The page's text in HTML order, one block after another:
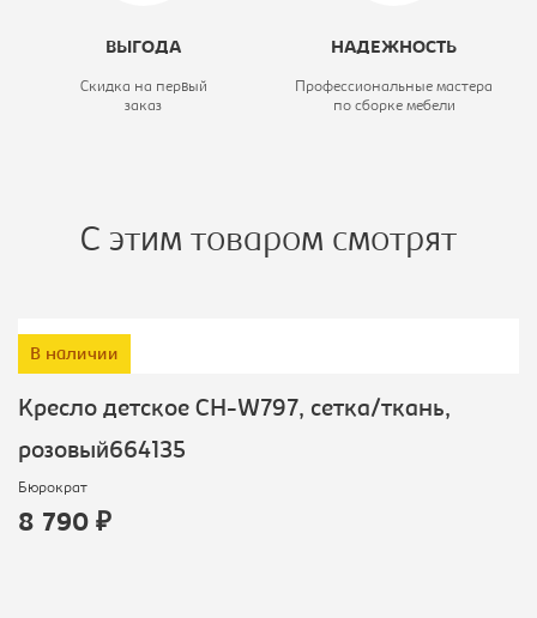
ВЫГОДА
Скидка на первый
заказ
НАДЕЖНОСТЬ
Профессиональные мастера
по сборке мебели
С этим товаром смотрят
В наличии
Кресло детское CH-W797, сетка/ткань,
розовый664135
Бюрократ
8 790 ₽